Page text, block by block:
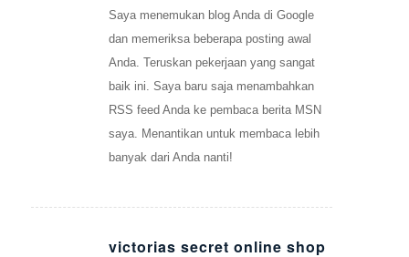
Saya menemukan blog Anda di Google
dan memeriksa beberapa posting awal
Anda. Teruskan pekerjaan yang sangat
baik ini. Saya baru saja menambahkan
RSS feed Anda ke pembaca berita MSN
saya. Menantikan untuk membaca lebih
banyak dari Anda nanti!
victorias secret online shop